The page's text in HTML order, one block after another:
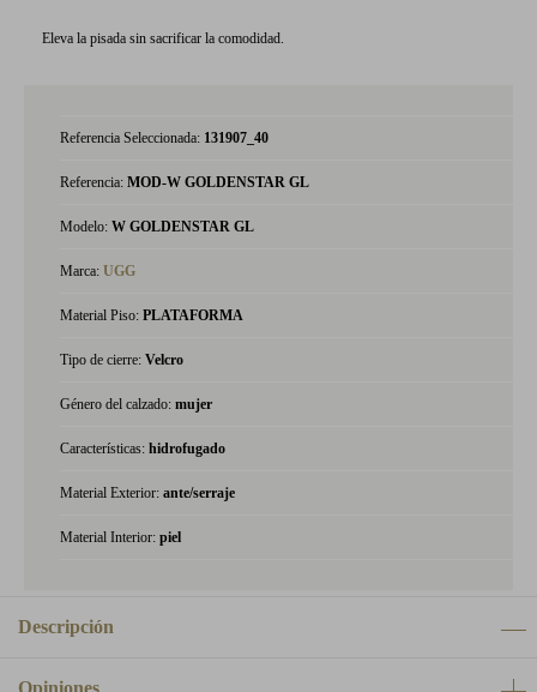
Eleva la pisada sin sacrificar la comodidad.
Referencia Seleccionada: 131907_40
Referencia: MOD-W GOLDENSTAR GL
Modelo: W GOLDENSTAR GL
Marca: UGG
Material Piso: PLATAFORMA
Tipo de cierre: Velcro
Género del calzado: mujer
Características: hidrofugado
Material Exterior: ante/serraje
Material Interior: piel
Descripción
Opiniones